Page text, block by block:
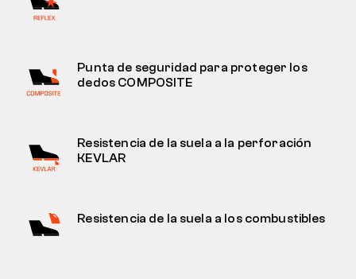
Punta de seguridad para proteger los
dedos COMPOSITE
Resistencia de la suela a la perforación
KEVLAR
Resistencia de la suela a los combustibles